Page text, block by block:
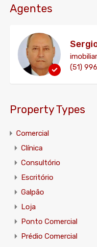
Agentes
(51)
Property Types
Comercial
Clínica
Consultório
Escritório
Galpão
Loja
Ponto Comercial
Prédio Comercial